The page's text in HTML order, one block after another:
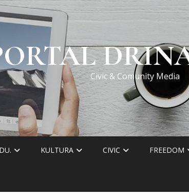
Civic & Comunity Media
KULTURA CIVIC FREEDOM